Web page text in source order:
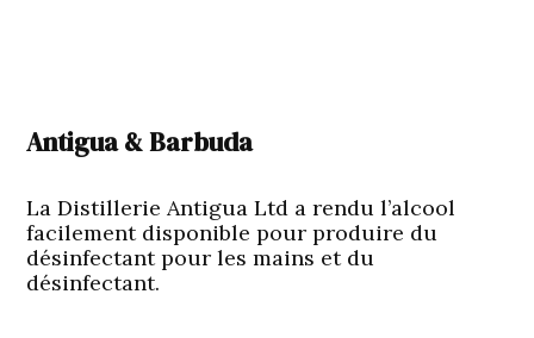
Antigua & Barbuda
La Distillerie Antigua Ltd a rendu l’alcool
facilement disponible pour produire du
désinfectant pour les mains et du
désinfectant.